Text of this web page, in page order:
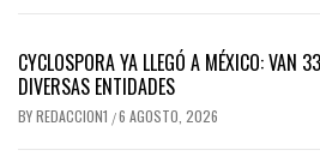
CYCLOSPORA YA LLEGÓ A MÉXICO: VAN
DIVERSAS ENTIDADES
BYREDACCION1 /6 AGOSTO, 2026